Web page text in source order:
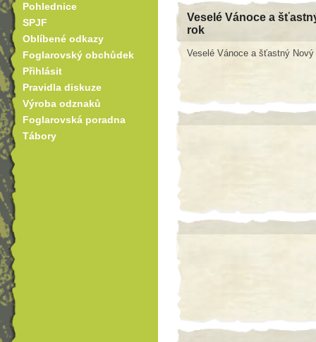
Veselé Vánoce a
rok
Veselé Vánoce a šťastný
Pohlednice
SPJF
Oblíbené odkazy
Foglarovský obchůdek
Přihlásit
Pravidla diskuze
Výroba odznaků
Foglarovská poradna
Tábory